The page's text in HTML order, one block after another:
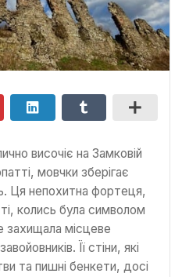
височіє на Замковій
мовчки зберігає
Ця непохитна фортеця,
колись була символом
захищала місцеве
Її стіни, які
та пишні бенкети, досі